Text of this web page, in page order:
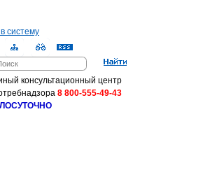
систему
поиска
консультационный центр
8 800-555-49-43